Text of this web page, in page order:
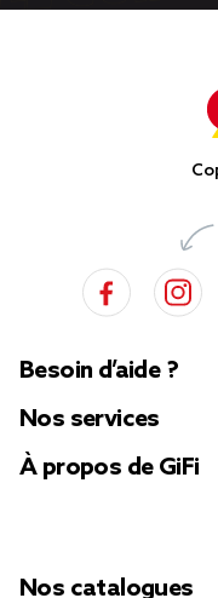
Besoin d’aide ?
Nos services
À propos de GiFi
Nos catalogues